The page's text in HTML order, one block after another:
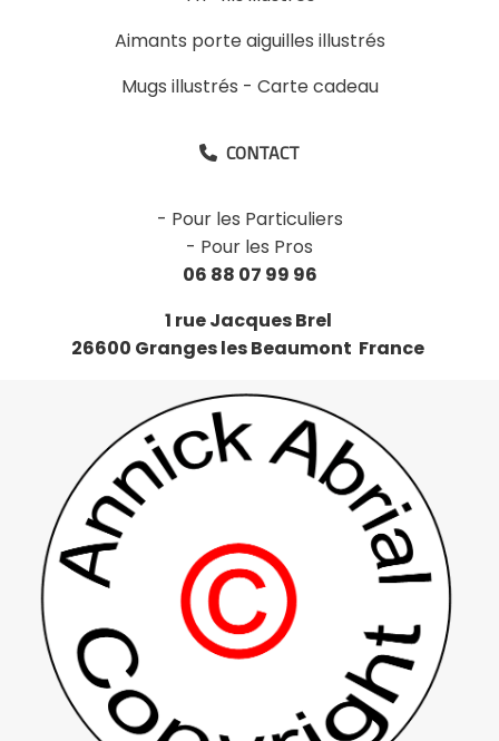
Aimants porte aiguilles illustrés
Mugs illustrés - Carte cadeau
 CONTACT
- Pour les Particuliers
- Pour les Pros
06 88 07 99 96
1 rue Jacques Brel
26600 Granges les Beaumont France